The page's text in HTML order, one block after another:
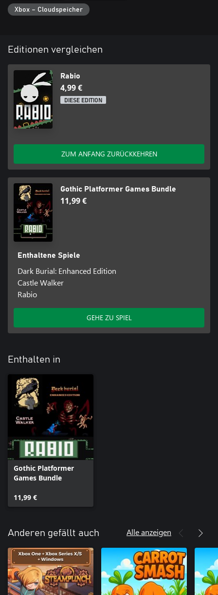
Xbox – Cloudspeicher
Editionen vergleichen
Rabio
4,99 €
DIESE EDITION
ZUM ANFANG ZURÜCKKEHREN
Gothic Platformer Games Bundle
11,99 €
Enthaltene Spiele
Dark Burial: Enhanced Edition
Castle Walker
Rabio
GEHE ZU SPIEL
Enthalten in
Gothic Platformer
Games Bundle
11,99 €
Anderen gefällt auch Alle anzeigen